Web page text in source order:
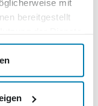
mit
bereitgestellt